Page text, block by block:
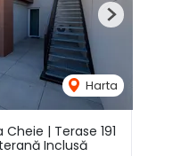
Harta
Next
| Terase 191
Inclusă